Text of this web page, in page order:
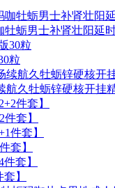
蛎男士补肾壮阳延
粒
航久牡蛎锌硬核开挂
套】
套】
】